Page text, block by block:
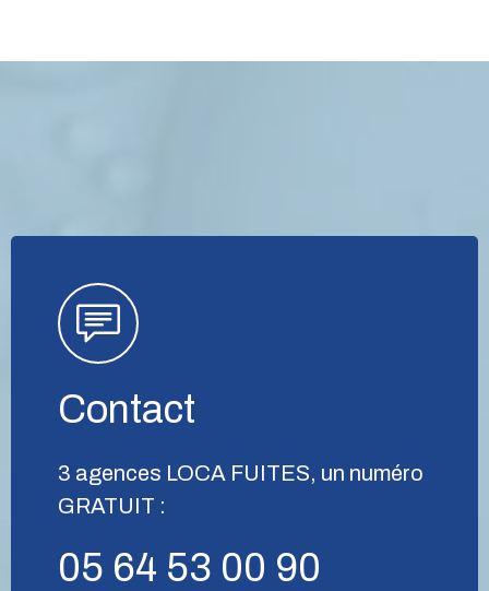
Contact
3 agences LOCA FUITES, un numéro
GRATUIT :
05 64 53 00 90